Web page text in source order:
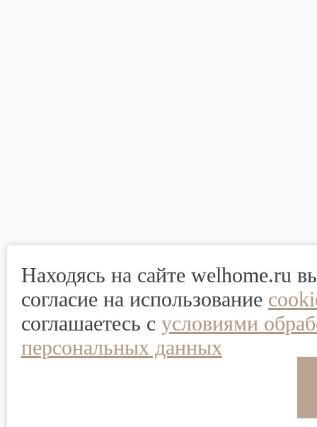
Находясь на сайте welhome.ru
согласие на использование
соглашаетесь с условиями
персональных данных